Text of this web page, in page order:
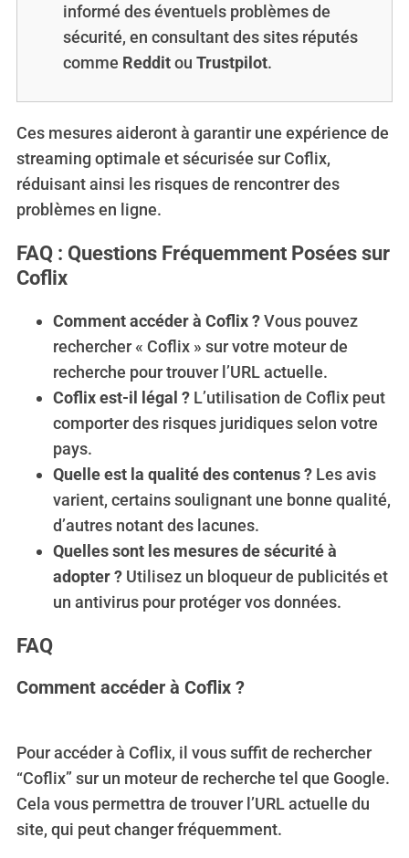
informé des éventuels problèmes de
sécurité, en consultant des sites réputés
comme Redditou Trustpilot.
Ces mesures aideront à garantir une expérience de
streaming optimale et sécurisée sur Coflix,
réduisant ainsi les risques de rencontrer des
problèmes en ligne.
FAQ : Questions Fréquemment Posées sur
Coflix
Comment accéder à Coflix ?Vous pouvez
rechercher « Coflix » sur votre moteur de
recherche pour trouver l’URL actuelle.
Coflix est-il légal ?L’utilisation de Coflix peut
comporter des risques juridiques selon votre
pays.
Quelle est la qualité des contenus ?Les avis
varient, certains soulignant une bonne qualité,
d’autres notant des lacunes.
Quelles sont les mesures de sécurité à
adopter ?Utilisez un bloqueur de publicités et
un antivirus pour protéger vos données.
FAQ
Comment accéder à Coflix ?
Pour accéder à Coflix, il vous suffit de rechercher
“Coflix” sur un moteur de recherche tel que Google.
Cela vous permettra de trouver l’URL actuelle du
site, qui peut changer fréquemment.